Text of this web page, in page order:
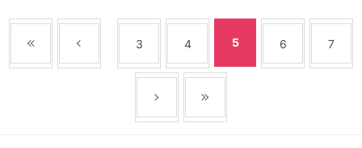
3 4 5 6 7